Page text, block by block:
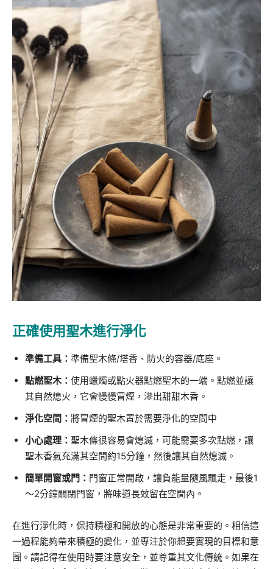
正確使用聖木進行淨化
準備工具： 準備聖木條/塔香、防火的容器/底座。
點燃聖木： 使用蠟燭或點火器點燃聖木的一端。 點燃並讓
其自然熄火，它會慢慢冒煙，滲出甜甜木香。
淨化空間： 將冒煙的聖木置於需要淨化的空間中
小心處理： 聖木條很容易會熄滅，可能需耍多次點燃， 讓
聖木香氣充滿其空間約15分鐘，然後讓其自然熄滅。
簡單開窗或門： 門窗正常開啟，讓負能量隨風飄走，最後1
～2分鐘關閉門窗，將味道長效留在空間內。
在進行淨化時，保持積極和開放的心態是非常重要的。相信這
一過程能夠帶來積極的變化，並專注於你想要實現的目標和意
圖。請記得在使用時要注意安全，並尊重其文化傳統。如果在